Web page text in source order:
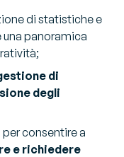
di statistiche e
panoramica
di
degli
consentire a
e richiedere